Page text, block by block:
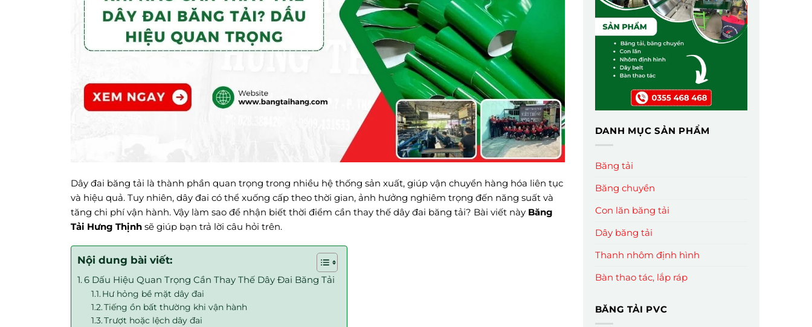
Dây đai băng tải là thành phần quan trọng trong nhiều hệ thống sản xuất, giúp vận chuyển hàng hóa liên tục
và hiệu quả. Tuy nhiên, dây đai có thể xuống cấp theo thời gian, ảnh hưởng nghiêm trọng đến năng suất và
tăng chi phí vận hành. Vậy làm sao để nhận biết thời điểm cần thay thế dây đai băng tải? Bài viết này Băng
Tải Hưng Thịnh sẽ giúp bạn trả lời câu hỏi trên.
Nội dung bài viết:
6 Dấu Hiệu Quan Trọng Cần Thay Thế Dây Đai Băng Tải
Hư hỏng bề mặt dây đai
Tiếng ồn bất thường khi vận hành
Trượt hoặc lệch dây đai
DANH MỤC SẢN PHẨM
Băng tải
Băng chuyền
Con lăn băng tải
Dây băng tải
Thanh nhôm định hình
Bàn thao tác, lắp ráp
BĂNG TẢI PVC